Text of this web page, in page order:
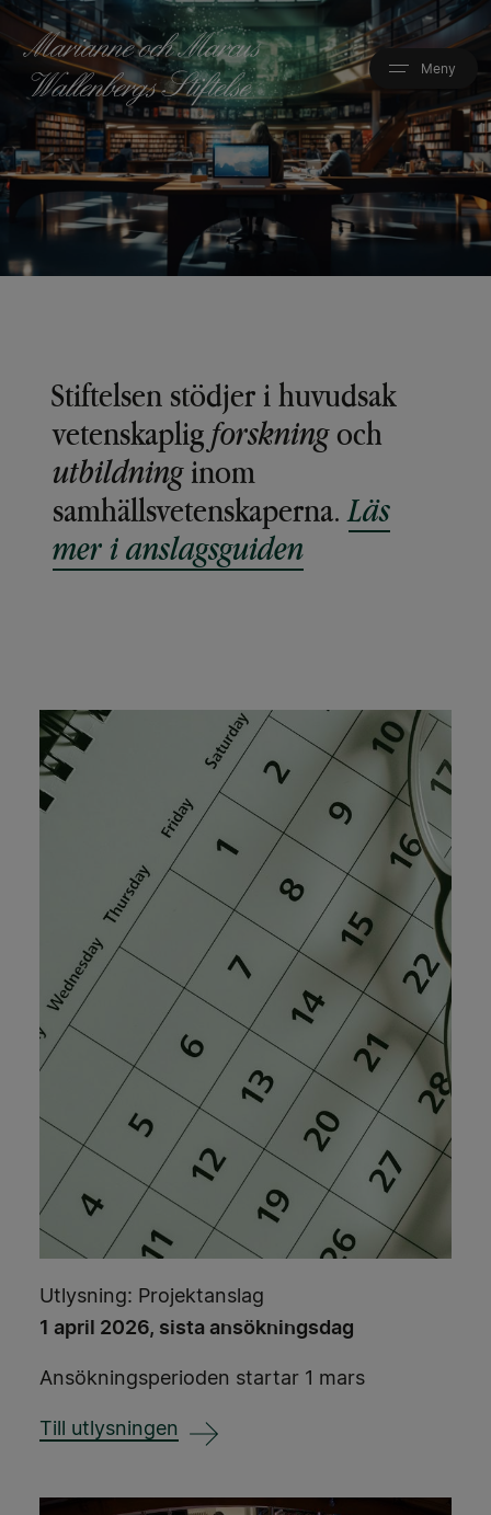
Hoppa
till
huvudinnehåll
Stiftelsen stödjer i huvudsak
vetenskapligforskningoch
utbildninginom
samhällsvetenskaperna.Läs
mer i anslagsguiden
Utlysning: Projektanslag
1 april 2026, sista ansökningsdag
Ansökningsperioden startar 1 mars
Till utlysningen